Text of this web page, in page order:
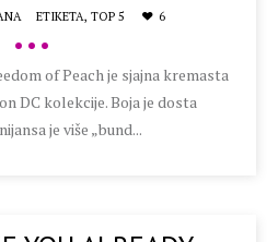
ETIKETA, TOP 5 6
•••
of Peach je sjajna kremasta
DC kolekcije. Boja je dosta
je više „bund...